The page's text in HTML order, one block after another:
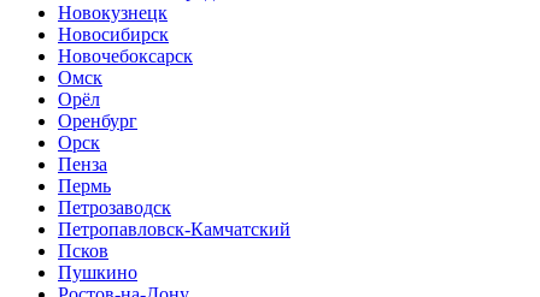
Новокузнецк
Новосибирск
Новочебоксарск
Омск
Орёл
Оренбург
Орск
Пенза
Пермь
Петрозаводск
Петропавловск-Камчатский
Псков
Пушкино